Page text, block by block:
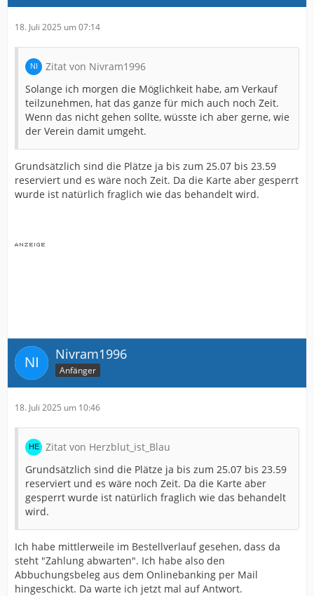
18. Juli 2025 um 07:14
Zitat von Nivram1996
Solange ich morgen die Möglichkeit habe, am Verkauf
teilzunehmen, hat das ganze für mich auch noch Zeit.
Wenn das nicht gehen sollte, wüsste ich aber gerne, wie
der Verein damit umgeht.
Grundsätzlich sind die Plätze ja bis zum 25.07 bis 23.59
reserviert und es wäre noch Zeit. Da die Karte aber gesperrt
wurde ist natürlich fraglich wie das behandelt wird.
Nivram1996
Anfänger
18. Juli 2025 um 10:46
Zitat von Herzblut_ist_Blau
Grundsätzlich sind die Plätze ja bis zum 25.07 bis 23.59
reserviert und es wäre noch Zeit. Da die Karte aber
gesperrt wurde ist natürlich fraglich wie das behandelt
wird.
Ich habe mittlerweile im Bestellverlauf gesehen, dass da
steht "Zahlung abwarten". Ich habe also den
Abbuchungsbeleg aus dem Onlinebanking per Mail
hingeschickt. Da warte ich jetzt mal auf Antwort.